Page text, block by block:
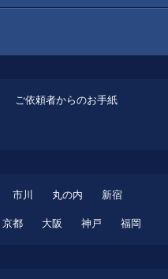
ご依頼者からのお手紙
市川 丸の内 新宿
京都 大阪 神戸 福岡